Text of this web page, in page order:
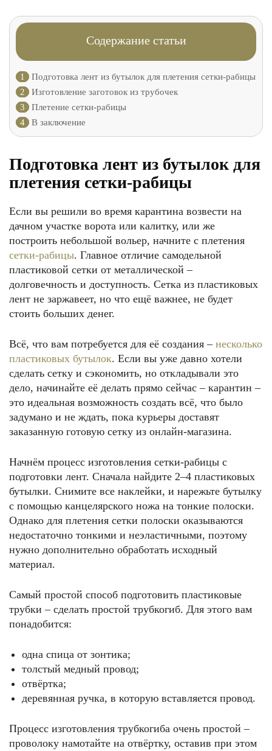
Содержание статьи
1
Подготовка лент из бутылок для плетения сетки-рабицы
2
Изготовление заготовок из трубочек
3
Плетение сетки-рабицы
4
В заключение
Подготовка лент из бутылок для
плетения сетки-рабицы
Если вы решили во время карантина возвести на
дачном участке ворота или калитку, или же
построить небольшой вольер, начните с плетения
сетки-рабицы. Главное отличие самодельной
пластиковой сетки от металлической –
долговечность и доступность. Сетка из пластиковых
лент не заржавеет, но что ещё важнее, не будет
стоить больших денег.
Всё, что вам потребуется для её создания – несколько
пластиковых бутылок. Если вы уже давно хотели
сделать сетку и сэкономить, но откладывали это
дело, начинайте её делать прямо сейчас – карантин –
это идеальная возможность создать всё, что было
задумано и не ждать, пока курьеры доставят
заказанную готовую сетку из онлайн-магазина.
Начнём процесс изготовления сетки-рабицы с
подготовки лент. Сначала найдите 2–4 пластиковых
бутылки. Снимите все наклейки, и нарежьте бутылку
с помощью канцелярского ножа на тонкие полоски.
Однако для плетения сетки полоски оказываются
недостаточно тонкими и неэластичными, поэтому
нужно дополнительно обработать исходный
материал.
Самый простой способ подготовить пластиковые
трубки – сделать простой трубкогиб. Для этого вам
понадобится:
одна спица от зонтика;
толстый медный провод;
отвёртка;
деревянная ручка, в которую вставляется провод.
Процесс изготовления трубкогиба очень простой –
проволоку намотайте на отвёртку, оставив при этом